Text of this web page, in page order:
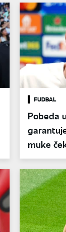
FUDBAL
Pobeda
muke
protiv